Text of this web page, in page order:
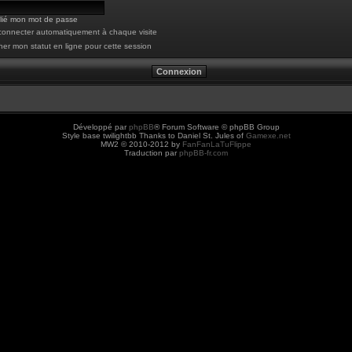
mon mot de passe
automatiquement à chaque visite
mon statut en ligne pour cette session
Développé par phpBB® Forum Software © phpBB Group
Style base twilightbb Thanks to Daniel St. Jules of Gamexe.net
MW2 © 2010-2012 by FanFanLaTuFlippe
Traduction par phpBB-fr.com